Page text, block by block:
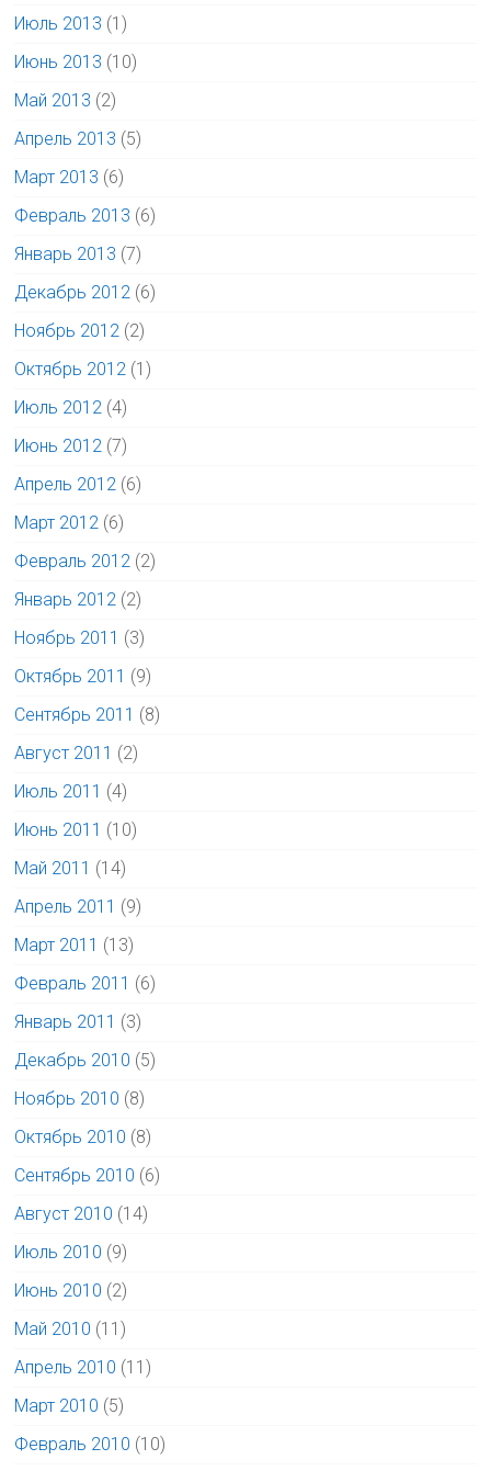
Июль 2013 (1)
Июнь 2013 (10)
Май 2013 (2)
Апрель 2013 (5)
Март 2013 (6)
Февраль 2013 (6)
Январь 2013 (7)
Декабрь 2012 (6)
Ноябрь 2012 (2)
Октябрь 2012 (1)
Июль 2012 (4)
Июнь 2012 (7)
Апрель 2012 (6)
Март 2012 (6)
Февраль 2012 (2)
Январь 2012 (2)
Ноябрь 2011 (3)
Октябрь 2011 (9)
Сентябрь 2011 (8)
Август 2011 (2)
Июль 2011 (4)
Июнь 2011 (10)
Май 2011 (14)
Апрель 2011 (9)
Март 2011 (13)
Февраль 2011 (6)
Январь 2011 (3)
Декабрь 2010 (5)
Ноябрь 2010 (8)
Октябрь 2010 (8)
Сентябрь 2010 (6)
Август 2010 (14)
Июль 2010 (9)
Июнь 2010 (2)
Май 2010 (11)
Апрель 2010 (11)
Март 2010 (5)
Февраль 2010 (10)